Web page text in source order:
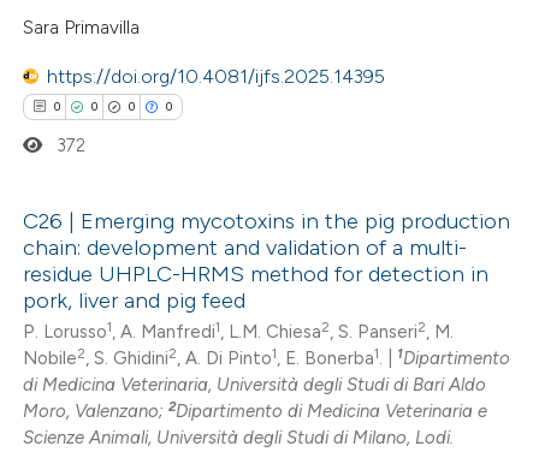
how this article has been
shows how a scientific paper
been cited by providing the
describing whether
mentions, or contrasts
claim, and a label
in which section the
was made.
Sara Primavilla
https://doi.org/10.4081/ijfs.2025.14395
0 0 0 0
Citing Publications
Supporting
Mentioning
Contrasting
372
C26 | Emerging mycotoxins in the pig production
chain: development and validation of a multi-
residue UHPLC-HRMS method for detection in
pork, liver and pig feed
P. Lorusso1, A. Manfredi1, L.M. Chiesa2, S. Panseri2, M.
Nobile2, S. Ghidini2, A. Di Pinto1, E. Bonerba1. | 1Dipartimento
di Medicina Veterinaria, Università degli Studi di Bari Aldo
Moro, Valenzano;2Dipartimento di Medicina Veterinaria e
Scienze Animali, Università degli Studi di Milano, Lodi.